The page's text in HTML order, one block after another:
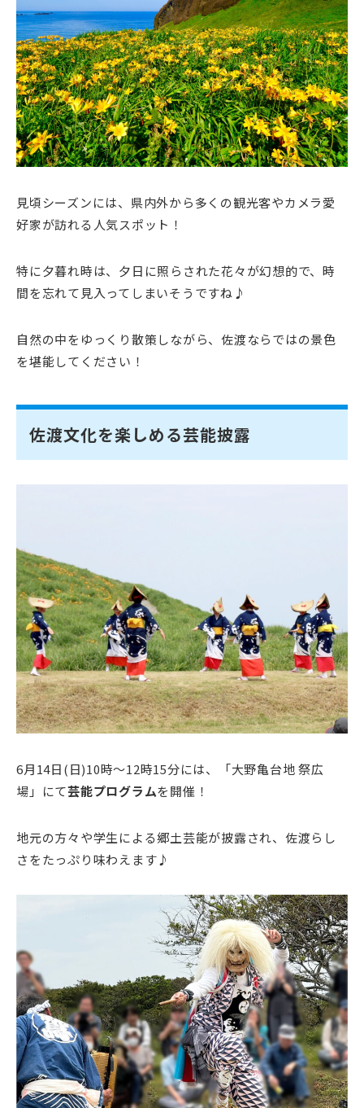
見頃シーズンには、県内外から多くの観光客やカメラ愛
好家が訪れる人気スポット！
特に夕暮れ時は、夕日に照らされた花々が幻想的で、時
間を忘れて見入ってしまいそうですね♪
自然の中をゆっくり散策しながら、佐渡ならではの景色
を堪能してください！
佐渡文化を楽しめる芸能披露
6月14日(日)10時～12時15分には、「大野亀台地 祭広
場」にて芸能プログラムを開催！
地元の方々や学生による郷土芸能が披露され、佐渡らし
さをたっぷり味わえます♪